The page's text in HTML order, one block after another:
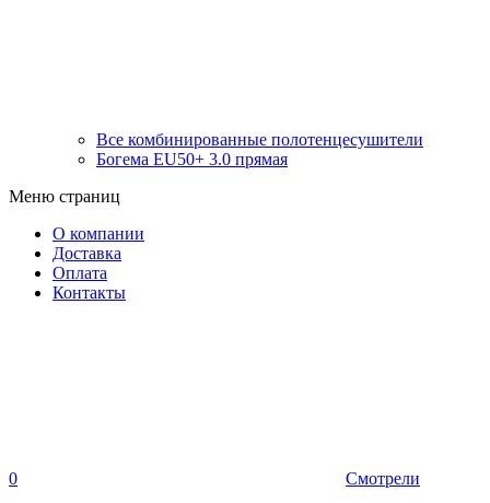
Все комбинированные полотенцесушители
Богема EU50+ 3.0 прямая
Меню страниц
О компании
Доставка
Оплата
Контакты
0 Смотрели